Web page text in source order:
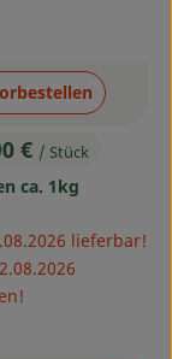
€ / Stück
ca. 1kg
lieferbar!